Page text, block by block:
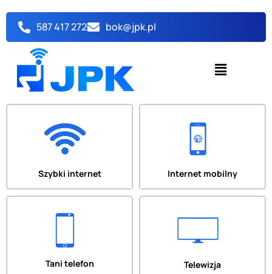
treści
587 417 272 bok@jpk.pl
Menu
Szybki internet Internet mobilny
Tani telefon Telewizja